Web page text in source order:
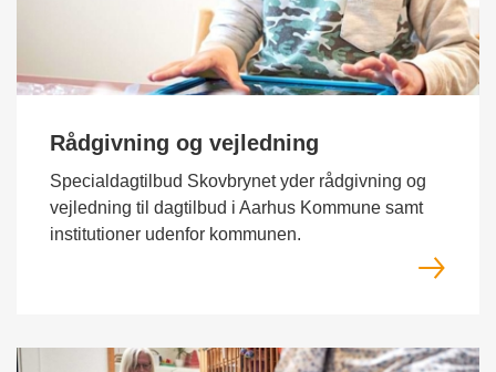
Rådgivning og vejledning
Specialdagtilbud Skovbrynet yder rådgivning og
vejledning til dagtilbud i Aarhus Kommune samt
institutioner udenfor kommunen.